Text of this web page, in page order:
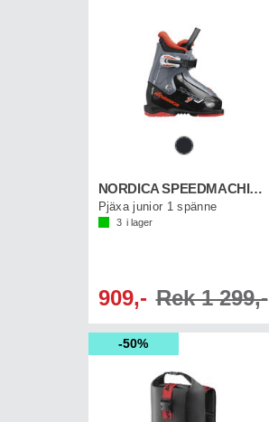
NORDICA SPEEDMACHINE J 1
Pjäxa junior 1 spänne
3 i lager
909,- Rek 1 299,-
50%